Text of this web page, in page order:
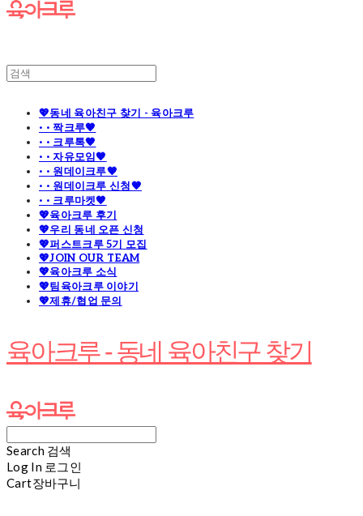
💖동네 육아친구 찾기 - 육아크루
· · 짝크루🧡
· · 크루톡🧡
· · 자유모임🧡
· · 원데이크루🧡
· · 원데이크루 신청🧡
· · 크루마켓🧡
💖육아크루 후기
💖우리 동네 오픈 신청
💖퍼스트크루 5기 모집
💖JOIN OUR TEAM
💖육아크루 소식
💖팀육아크루 이야기
💖제휴/협업 문의
육아크루 - 동네 육아친구 찾기
Search 검색
Log In 로그인
Cart장바구니